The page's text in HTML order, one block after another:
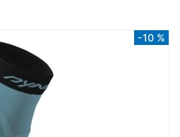
-10 %